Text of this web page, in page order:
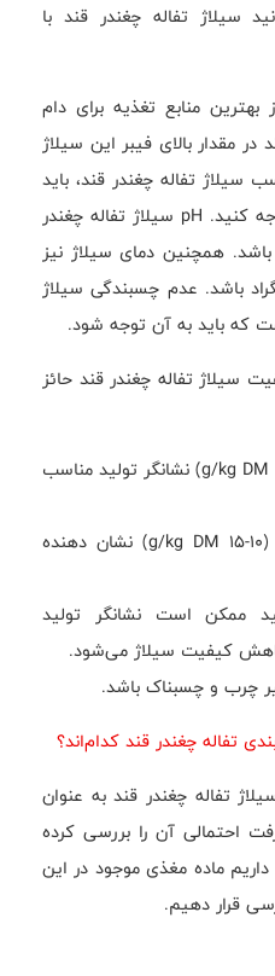
سیلاژ تفاله چغندر قند با
منابع تغذیه برای دام
مقدار بالای فیبر این سیلاژ
تفاله چغندر قند، باید
به موارد زیادی در این رابطه توجه کنید. pH سیلاژ تفاله چغندر
قند باید در حدود ۳.۵ تا ۳.۷ باشد. همچنین دمای سیلاژ نیز
درجه سانتیگراد باشد. عدم چسبندگی سیلاژ
که باید به آن توجه شود.
سیلاژ تفاله چغندر قند حائز
- مقدار بالای اسید لاکتیک (۳۰ g/kg DM) نشانگر تولید مناسب
- مقدار محدود استیک اسید (۱۰-۱۵ g/kg DM) نشان دهنده
ممکن است نشانگر تولید
کیفیت سیلاژ می‌شود.
چرب و چسبناک باشد.
تفاله چغندر قند کدام‌اند؟
تفاله چغندر قند به عنوان
احتمالی آن را بررسی کرده
ماده مغذی موجود در این
قرار دهیم.